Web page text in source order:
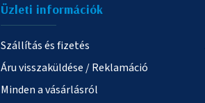
Üzleti információk
Szállítás és fizetés
Áru visszaküldése / Reklamáció
Minden a vásárlásról